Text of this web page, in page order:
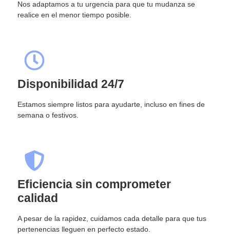
Nos adaptamos a tu urgencia para que tu mudanza se
realice en el menor tiempo posible.
Disponibilidad 24/7
Estamos siempre listos para ayudarte, incluso en fines de
semana o festivos.
Eficiencia sin comprometer
calidad
A pesar de la rapidez, cuidamos cada detalle para que tus
pertenencias lleguen en perfecto estado.